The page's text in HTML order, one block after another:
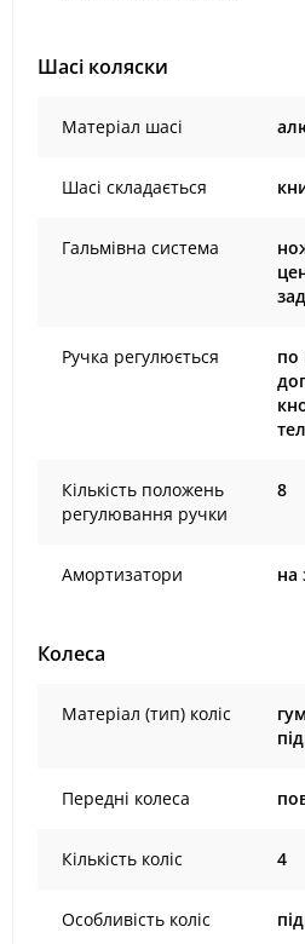
Шасі коляски
Матеріал шасі
Шасі складається
Гальмівна система
Ручка регулюється
по
Кількість положень
регулювання ручки
8
Амортизатори на
Колеса
Матеріал (тип) коліс
Передні колеса
Кількість коліс 4
Особливість коліс